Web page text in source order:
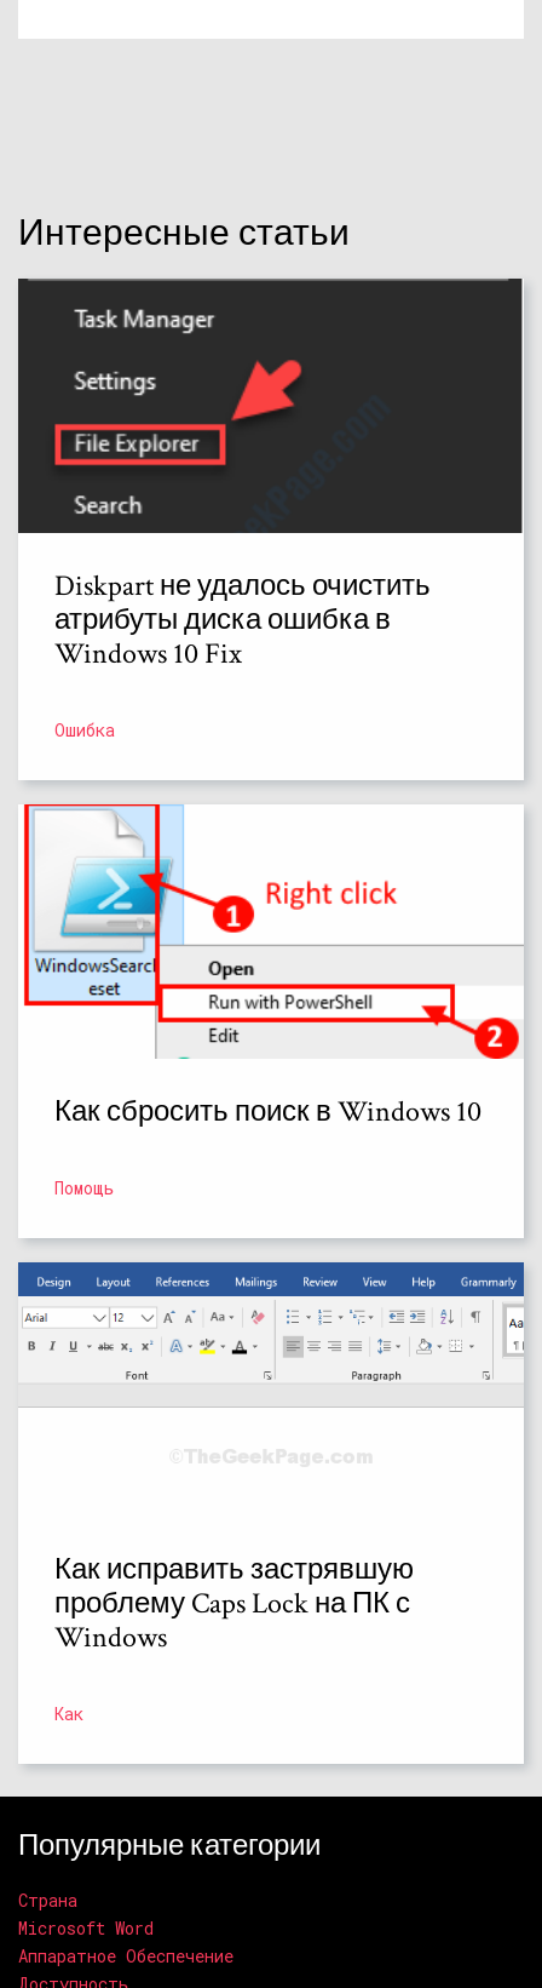
Интересные статьи
Diskpart не удалось очистить
атрибуты диска ошибка в
Windows 10 Fix
Ошибка
Как сбросить поиск в Windows 10
Помощь
Как исправить застрявшую
проблему Caps Lock на ПК с
Windows
Как
Популярные категории
Страна
Microsoft Word
Аппаратное Обеспечение